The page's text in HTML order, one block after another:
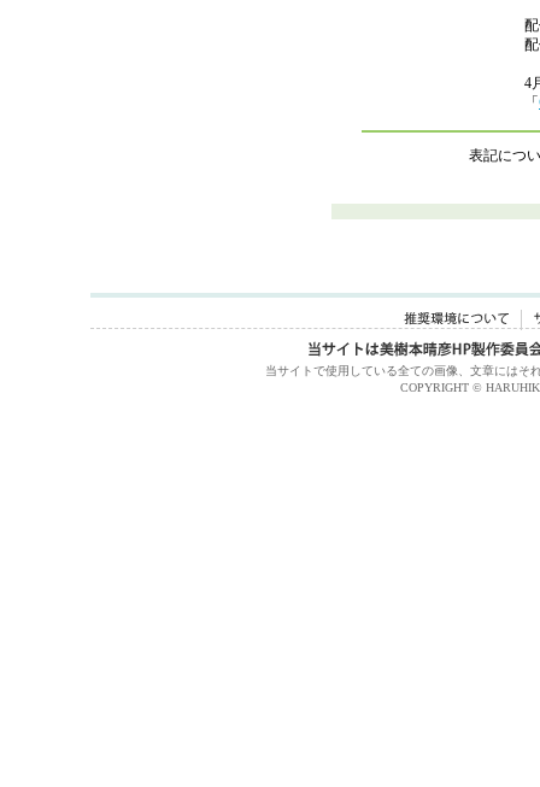
4
「
表記につ
当サイトで使用している全ての画像、文章にはそ
COPYRIGHT ©